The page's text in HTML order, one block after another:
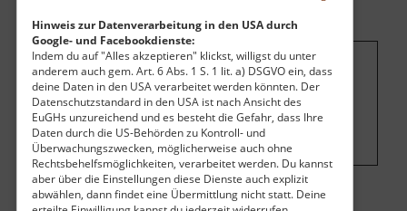
Hinweis zur Datenverarbeitung in den USA durch
Google- und Facebookdienste:
Indem du auf "Alles akzeptieren" klickst, willigst du unter
anderem auch gem. Art. 6 Abs. 1 S. 1 lit. a) DSGVO ein, dass
deine Daten in den USA verarbeitet werden könnten. Der
Datenschutzstandard in den USA ist nach Ansicht des
EuGHs unzureichend und es besteht die Gefahr, dass Ihre
Daten durch die US-Behörden zu Kontroll- und
Überwachungszwecken, möglicherweise auch ohne
Rechtsbehelfsmöglichkeiten, verarbeitet werden. Du kannst
aber über die Einstellungen diese Dienste auch explizit
abwählen, dann findet eine Übermittlung nicht statt. Deine
Um dieses Projekt zu finanzieren, wird
hier Werbung eingeblendet.Cookie-
Einstellungen ändern.